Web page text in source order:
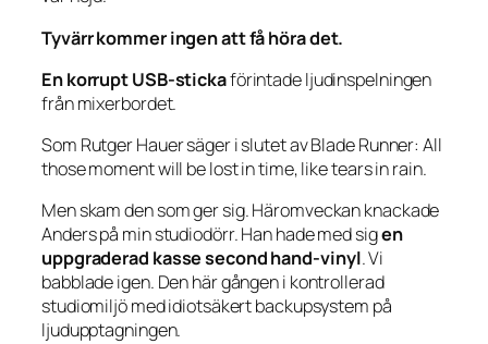
Tyvärr kommer ingen att få höra det.
En korrupt USB-stickaförintade ljudinspelningen
från mixerbordet.
Som Rutger Hauer säger i slutet av Blade Runner:All
those moment will be lost in time, like tears in rain.
Men skam den som ger sig. Häromveckan knackade
Anders på min studiodörr. Han hade med sigen
uppgraderad kasse second hand-vinyl. Vi
babblade igen. Den här gången i kontrollerad
studiomiljö med idiotsäkert backupsystem på
ljudupptagningen.